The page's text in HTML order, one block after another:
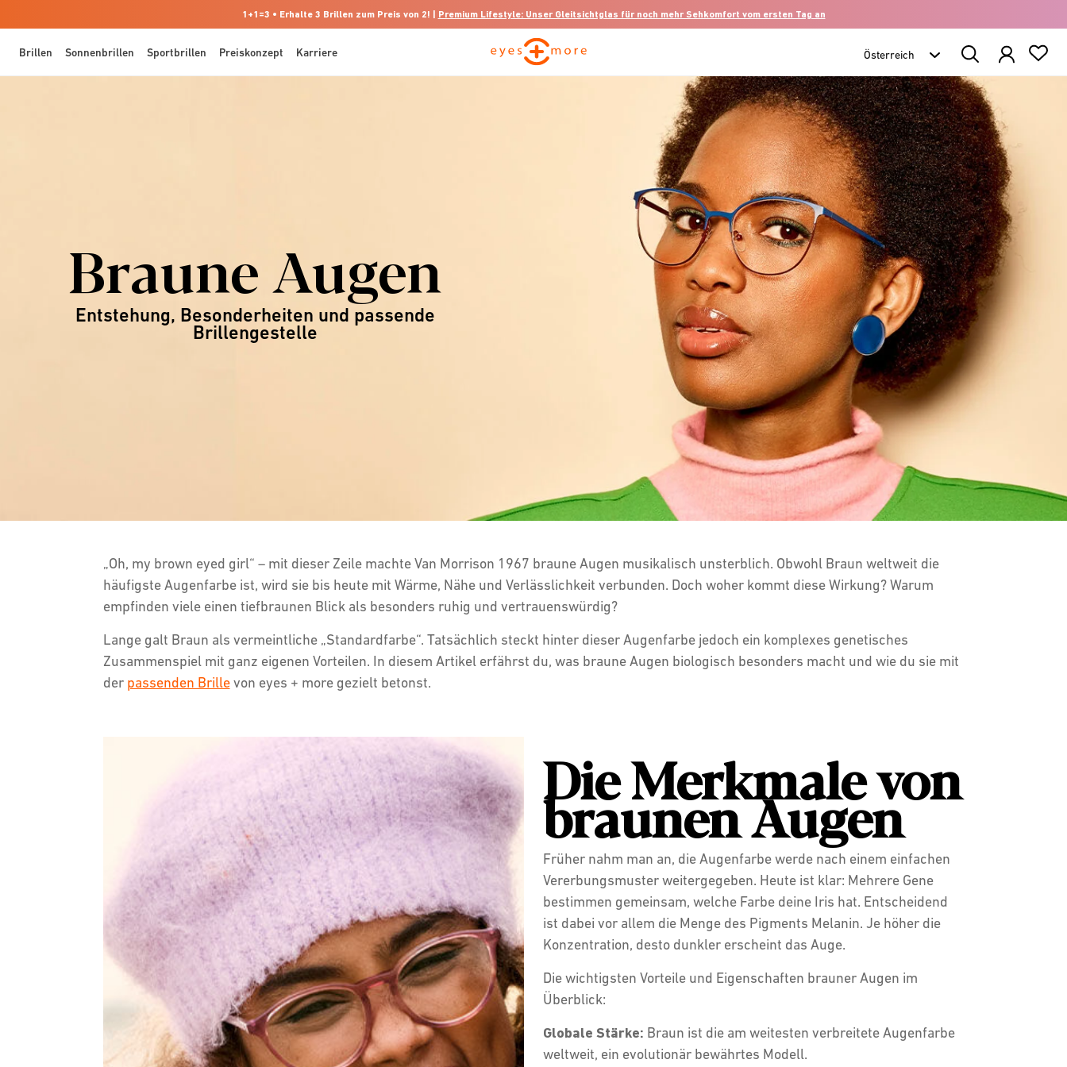
1+1=3 • Erhalte 3 Brillen zum Preis von 2! | Premium Lifestyle: Unser Gleitsichtglas für noch mehr Sehkomfort vom ersten Tag an
Brillen Sonnenbrillen Sportbrillen Preiskonzept Karriere
Search
Products
Braune Augen
Entstehung, Besonderheiten und passende
Brillengestelle
„Oh, my brown eyed girl“ – mit dieser Zeile machte Van Morrison 1967 braune Augen musikalisch unsterblich. Obwohl Braun weltweit die
häufigste Augenfarbe ist, wird sie bis heute mit Wärme, Nähe und Verlässlichkeit verbunden. Doch woher kommt diese Wirkung? Warum
empfinden viele einen tiefbraunen Blick als besonders ruhig und vertrauenswürdig?
Lange galt Braun als vermeintliche „Standardfarbe“. Tatsächlich steckt hinter dieser Augenfarbe jedoch ein komplexes genetisches
Zusammenspiel mit ganz eigenen Vorteilen. In diesem Artikel erfährst du, was braune Augen biologisch besonders macht und wie du sie mit
der passenden Brillevon eyes + more gezielt betonst.
Die Merkmale von
braunen Augen
Früher nahm man an, die Augenfarbe werde nach einem einfachen
Vererbungsmuster weitergegeben. Heute ist klar: Mehrere Gene
bestimmen gemeinsam, welche Farbe deine Iris hat. Entscheidend
ist dabei vor allem die Menge des Pigments Melanin. Je höher die
Konzentration, desto dunkler erscheint das Auge.
Die wichtigsten Vorteile und Eigenschaften brauner Augen im
Überblick:
Globale Stärke: Braun ist die am weitesten verbreitete Augenfarbe
weltweit, ein evolutionär bewährtes Modell.